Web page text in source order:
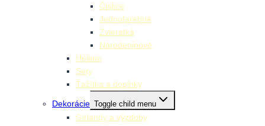
Číslice
Jednofarebné
Zvieratká
Narodeninové
Hélium
Sety
Ťažítka a doplnky
Dekorácie Toggle child menu
Girlandy a výzdoby